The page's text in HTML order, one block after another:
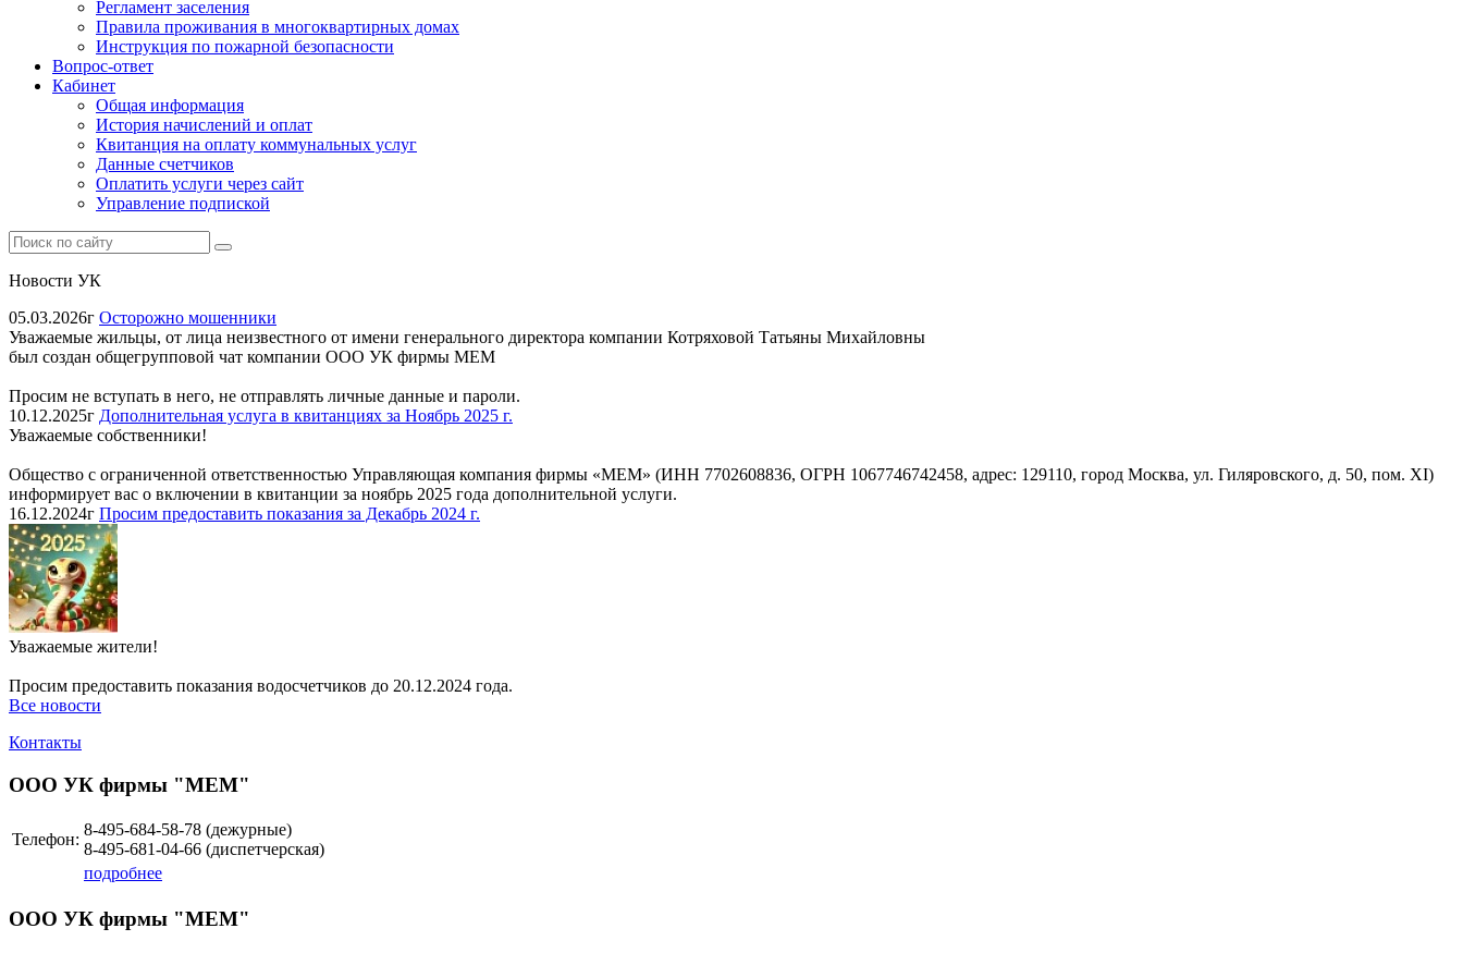
Регламент заселения
Правила проживания в многоквартирных домах
Инструкция по пожарной безопасности
Вопрос-ответ
Кабинет
Общая информация
История начислений и оплат
Квитанция на оплату коммунальных услуг
Данные счетчиков
Оплатить услуги через сайт
Управление подпиской
Новости УК
05.03.2026г Осторожно мошенники
Уважаемые жильцы, от лица неизвестного от имени генерального директора компании Котряховой Татьяны Михайловны
был создан общегрупповой чат компании ООО УК фирмы МЕМ
Просим не вступать в него, не отправлять личные данные и пароли.
10.12.2025г Дополнительная услуга в квитанциях за Ноябрь 2025 г.
Уважаемые собственники!
Общество с ограниченной ответственностью Управляющая компания фирмы «МЕМ» (ИНН 7702608836, ОГРН 1067746742458, адрес: 129110, город Москва, ул. Гиляровского, д. 50, пом. XI)
информирует вас о включении в квитанции за ноябрь 2025 года дополнительной услуги.
16.12.2024г Просим предоставить показания за Декабрь 2024 г.
Уважаемые жители!
Просим предоставить показания водосчетчиков до 20.12.2024 года.
Все новости
Контакты
ООО УК фирмы "МЕМ"
Телефон:
8-495-684-58-78 (дежурные)
8-495-681-04-66 (диспетчерская)
подробнее
ООО УК фирмы "МЕМ"